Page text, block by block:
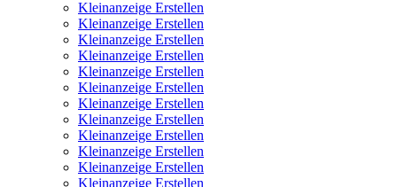
Kleinanzeige Erstellen
Kleinanzeige Erstellen
Kleinanzeige Erstellen
Kleinanzeige Erstellen
Kleinanzeige Erstellen
Kleinanzeige Erstellen
Kleinanzeige Erstellen
Kleinanzeige Erstellen
Kleinanzeige Erstellen
Kleinanzeige Erstellen
Kleinanzeige Erstellen
Kleinanzeige Erstellen